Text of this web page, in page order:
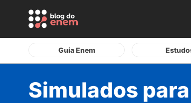
Guia Enem
Simulados